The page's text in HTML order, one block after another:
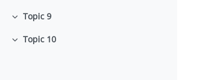
Minimizza
Topic 9
Minimizza
Topic 10